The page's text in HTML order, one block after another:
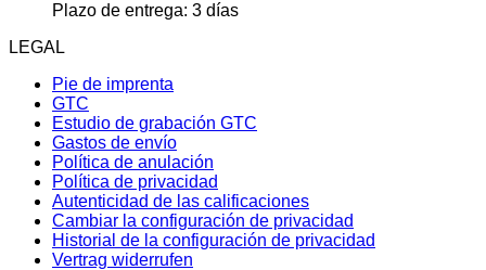
Plazo de entrega: 3 días
LEGAL
Pie de imprenta
GTC
Estudio de grabación GTC
Gastos de envío
Política de anulación
Política de privacidad
Autenticidad de las calificaciones
Cambiar la configuración de privacidad
Historial de la configuración de privacidad
Vertrag widerrufen